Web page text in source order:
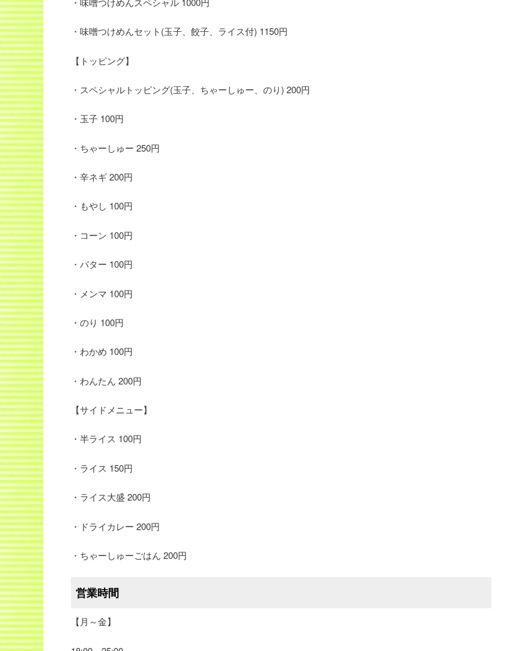
・味噌つけめんセット(玉子、餃子、ライス付) 1150円
【トッピング】
・スペシャルトッピング(玉子、ちゃーしゅー、のり) 200円
・玉子 100円
・ちゃーしゅー 250円
・辛ネギ 200円
・もやし 100円
・コーン 100円
・バター 100円
・メンマ 100円
・のり 100円
・わかめ 100円
・わんたん 200円
【サイドメニュー】
・半ライス 100円
・ライス 150円
・ライス大盛 200円
・ドライカレー 200円
・ちゃーしゅーごはん 200円
営業時間
【月～金】